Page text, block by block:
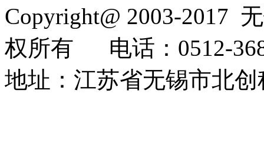
Copyright@ 2003-2017
权所有 电话：0512-
地址：江苏省无锡市北